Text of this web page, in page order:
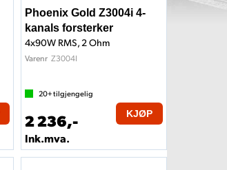
Phoenix Gold Z3004i 4-
kanals forsterker
4x90W RMS, 2 Ohm
Varenr Z3004I
20+tilgjengelig
2 236,-
Ink.mva.
KJØP